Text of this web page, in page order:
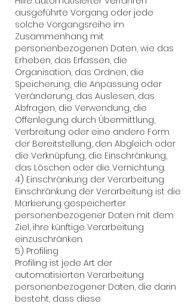
ausgeführte Vorgang oder jede
solche Vorgangsreihe im
Zusammenhang mit
personenbezogenen Daten, wie das
Erheben, das Erfassen, die
Organisation, das Ordnen, die
Speicherung, die Anpassung oder
Veränderung, das Auslesen, das
Abfragen, die Verwendung, die
Offenlegung durch Übermittlung,
Verbreitung oder eine andere Form
der Bereitstellung, den Abgleich oder
die Verknüpfung, die Einschränkung,
das Löschen oder die Vernichtung.
4) Einschränkung der Verarbeitung
Einschränkung der Verarbeitung ist die
Markierung gespeicherter
personenbezogener Daten mit dem
Ziel, ihre künftige Verarbeitung
einzuschränken.
5) Profiling
Profiling ist jede Art der
automatisierten Verarbeitung
personenbezogener Daten, die darin
besteht, dass diese